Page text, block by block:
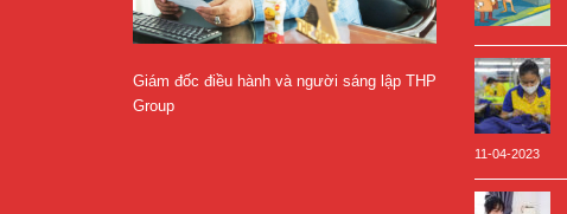
Giám đốc điều hành và người sáng lập THP
Group
11-04-2023